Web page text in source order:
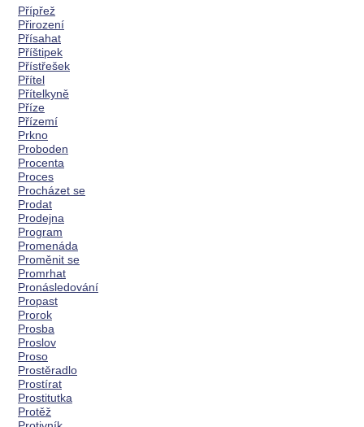
Přípřež
Přirození
Přísahat
Příštipek
Přístřešek
Přítel
Přítelkyně
Příze
Přízemí
Prkno
Proboden
Procenta
Proces
Procházet se
Prodat
Prodejna
Program
Promenáda
Proměnit se
Promrhat
Pronásledování
Propast
Prorok
Prosba
Proslov
Proso
Prostěradlo
Prostírat
Prostitutka
Protěž